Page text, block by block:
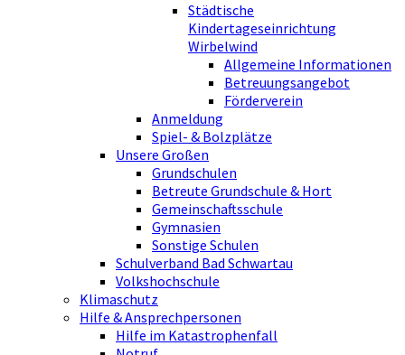
Städtische
Kindertageseinrichtung
Wirbelwind
Allgemeine Informationen
Betreuungsangebot
Förderverein
Anmeldung
Spiel- & Bolzplätze
Unsere Großen
Grundschulen
Betreute Grundschule & Hort
Gemeinschaftsschule
Gymnasien
Sonstige Schulen
Schulverband Bad Schwartau
Volkshochschule
Klimaschutz
Hilfe & Ansprechpersonen
Hilfe im Katastrophenfall